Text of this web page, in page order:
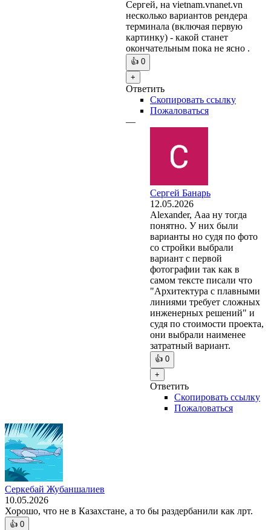
Сергей, на vietnam.vnanet.vn
несколько вариантов рендера
терминала (включая первую
картинку) - какой станет
окончательным пока не ясно .
👍 0
+
Ответить
Скопировать ссылку
Пожаловаться
—
Сергей Банарь
12.05.2026
Alexander, Ааа ну тогда
понятно. У них были
варианты но судя по фото
со стройки выбрали
вариант с первой
фотографии так как в
самом тексте писали что
"Архитектура с плавными
линиями требует сложных
инженерных решений" и
судя по стоимости проекта,
они выбрали наименее
затратный вариант.
👍 0
+
Ответить
Скопировать ссылку
Пожаловаться
Серкебай Жубаншалиев
10.05.2026
Хорошо, что не в Казахстане, а то бы раздербанили как лрт.
👍 0